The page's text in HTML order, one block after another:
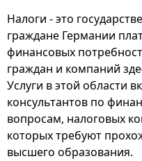
Налоги - это
граждане Германии
финансовых
граждан и компаний
Услуги в этой области
консультантов по
вопросам, налоговых
которых требуют
высшего образования.